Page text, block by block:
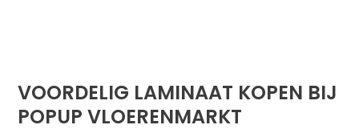
VOORDELIG LAMINAAT KOPEN BIJ
POPUP VLOERENMARKT